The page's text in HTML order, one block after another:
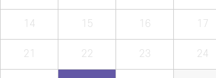
14 15 16 17
21 22 23 24